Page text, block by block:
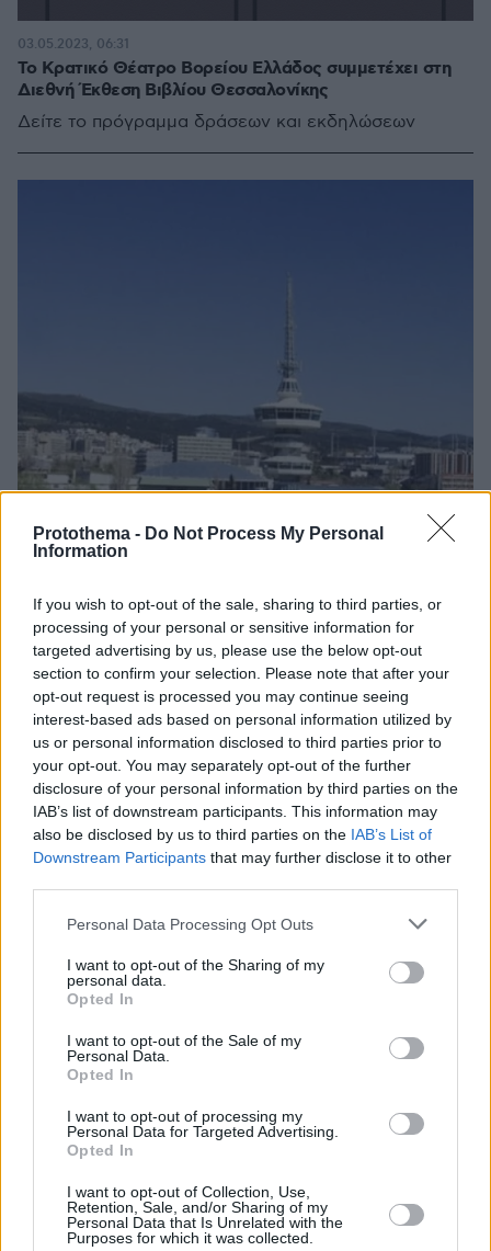
Protothema - Do Not Process My Personal
Information
If you wish to opt-out of the sale, sharing to third parties, or
processing of your personal or sensitive information for
targeted advertising by us, please use the below opt-out
section to confirm your selection. Please note that after your
opt-out request is processed you may continue seeing
interest-based ads based on personal information utilized by
us or personal information disclosed to third parties prior to
your opt-out. You may separately opt-out of the further
disclosure of your personal information by third parties on the
IAB’s list of downstream participants. This information may
also be disclosed by us to third parties on the IAB’s List of
Downstream Participants that may further disclose it to other
Please note that this website/app uses one or more Google
not limited to your visit or usage behaviour. You may click to
grant or deny consent to Google and its third-party tags to
use your data for below specified purposes in below Google
consent section.
Personal Data Processing Opt Outs
I want to opt-out of the Sharing of my
personal data.
Opted In
I want to opt-out of the Sale of my
Personal Data.
Opted In
I want to opt-out of processing my
Personal Data for Targeted Advertising.
Opted In
I want to opt-out of Collection, Use,
Retention, Sale, and/or Sharing of my
Personal Data that Is Unrelated with the
Purposes for which it was collected.
Το Κρατικό Θέατρο Βορείου Ελλάδος συμμετέχει στη
Διεθνή Έκθεση Βιβλίου Θεσσαλονίκης
Δείτε το πρόγραμμα δράσεων και εκδηλώσεων
03.05.2023, 06:31
Ελάχιστα κενά δωμάτια στα ξενοδοχεία της
Θεσσαλονίκης ενόψει ΔΕΘ
Η Θεσσαλονίκη κινήθηκε πολύ καλύτερα από τα
προηγούμενα χρόνια της πανδημίας, όμως δεν
έφτασε τα επίπεδα του 2019 αυτότο καλοκαίρι
23.08.2022, 13:49